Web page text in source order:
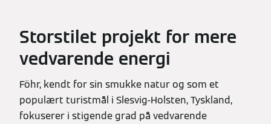
Storstilet projekt for mere
vedvarende energi
Föhr, kendt for sin smukke natur og som et
populært turistmål i Slesvig-Holsten, Tyskland,
fokuserer i stigende grad på vedvarende